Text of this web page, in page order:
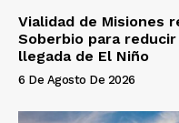
Vialidad de Misiones
Soberbio para
llegada de El Niño
6 De Agosto De 2026